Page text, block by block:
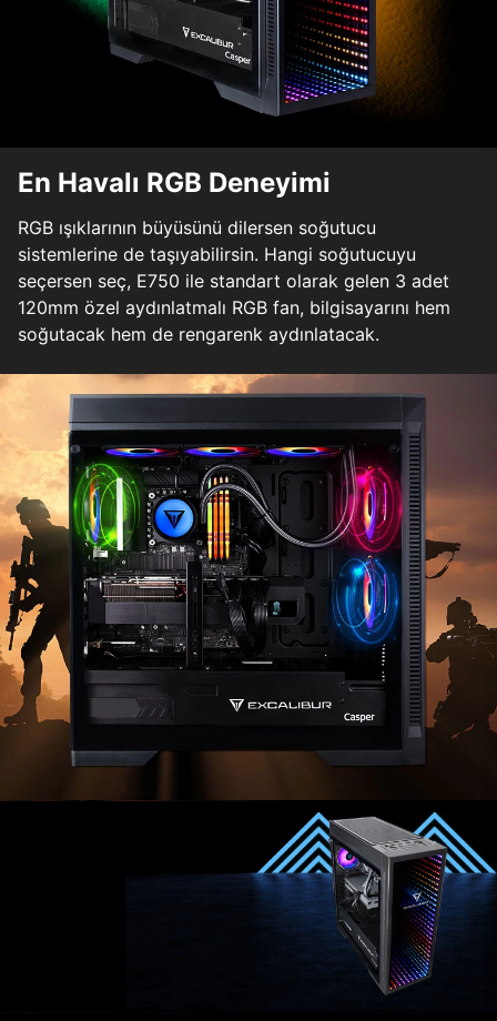
En Havalı RGB Deneyimi
RGB ışıklarının büyüsünü dilersen soğutucu
sistemlerine de taşıyabilirsin. Hangi soğutucuyu
seçersen seç, E750 ile standart olarak gelen 3 adet
120mm özel aydınlatmalı RGB fan, bilgisayarını hem
soğutacak hem de rengarenk aydınlatacak.